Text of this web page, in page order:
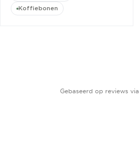
Koffiebonen
Gebaseerd op reviews via